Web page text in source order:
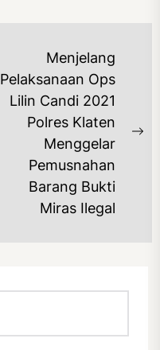
Menjelang
Pelaksanaan Ops
Lilin Candi 2021
Polres Klaten
Menggelar
Pemusnahan
Barang Bukti
Miras Ilegal